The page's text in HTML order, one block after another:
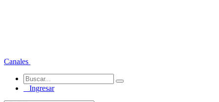
Canales
Ingresar